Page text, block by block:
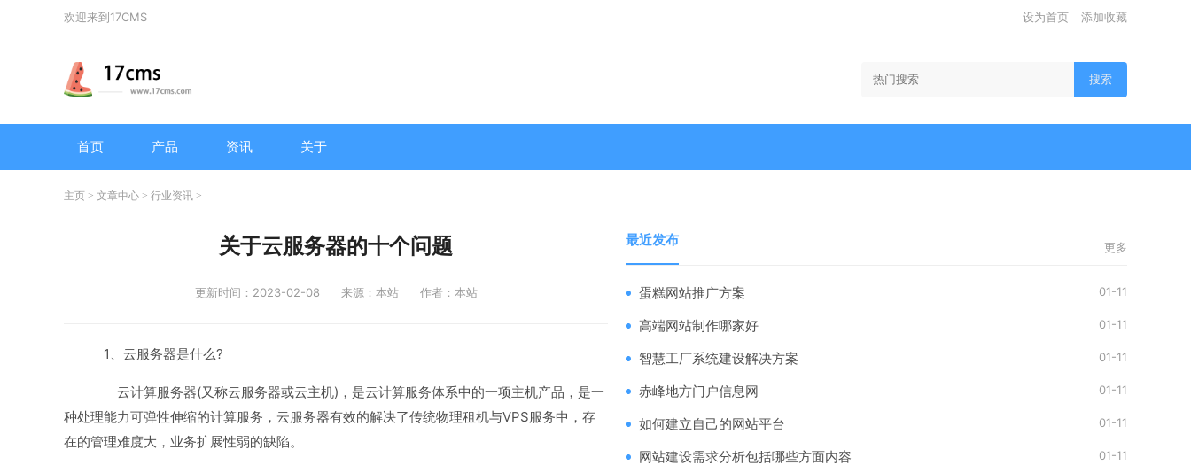
欢迎来到17CMS 设为首页 添加收藏
搜索
首页 产品 资讯 关于
主页 > 文章中心 > 行业资讯 >
关于云服务器的十个问题
更新时间：2023-02-08 来源：本站 作者：本站
1、云服务器是什么?
云计算服务器(又称云服务器或云主机)，是云计算服务体系中的一项主机产品，是一
种处理能力可弹性伸缩的计算服务，云服务器有效的解决了传统物理租机与VPS服务中，存
在的管理难度大，业务扩展性弱的缺陷。
最近发布 更多
蛋糕网站推广方案 01-11
高端网站制作哪家好 01-11
智慧工厂系统建设解决方案 01-11
赤峰地方门户信息网 01-11
如何建立自己的网站平台 01-11
网站建设需求分析包括哪些方面内容 01-11